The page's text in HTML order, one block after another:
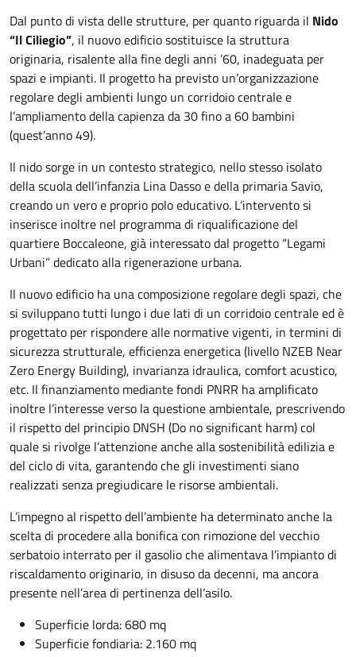
Dal punto di vista delle strutture, per quanto riguarda il Nido
“Il Ciliegio”, il nuovo edificio sostituisce la struttura
originaria, risalente alla fine degli anni ’60, inadeguata per
spazi e impianti. Il progetto ha previsto un’organizzazione
regolare degli ambienti lungo un corridoio centrale e
l’ampliamento della capienza da 30 fino a 60 bambini
(quest’anno 49).
Il nido sorge in un contesto strategico, nello stesso isolato
della scuola dell’infanzia Lina Dasso e della primaria Savio,
creando un vero e proprio polo educativo. L’intervento si
inserisce inoltre nel programma di riqualificazione del
quartiere Boccaleone, già interessato dal progetto “Legami
Urbani” dedicato alla rigenerazione urbana.
Il nuovo edificio ha una composizione regolare degli spazi, che
si sviluppano tutti lungo i due lati di un corridoio centrale ed è
progettato per rispondere alle normative vigenti, in termini di
sicurezza strutturale, efficienza energetica (livello NZEB Near
Zero Energy Building), invarianza idraulica, comfort acustico,
etc. Il finanziamento mediante fondi PNRR ha amplificato
inoltre l’interesse verso la questione ambientale, prescrivendo
il rispetto del principio DNSH (Do no significant harm) col
quale si rivolge l’attenzione anche alla sostenibilità edilizia e
del ciclo di vita, garantendo che gli investimenti siano
realizzati senza pregiudicare le risorse ambientali.
L’impegno al rispetto dell’ambiente ha determinato anche la
scelta di procedere alla bonifica con rimozione del vecchio
serbatoio interrato per il gasolio che alimentava l’impianto di
riscaldamento originario, in disuso da decenni, ma ancora
presente nell’area di pertinenza dell’asilo.
Superficie lorda: 680 mq
Superficie fondiaria: 2.160 mq